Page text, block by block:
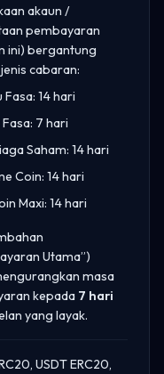
akaun /
pembayaran
ini) bergantung
cabaran:
Fasa: 14 hari
7 hari
Saham: 14 hari
Coin: 14 hari
Maxi: 14 hari
Utama”)
masa
kepada 7 hari
yang layak.
USDT ERC20,